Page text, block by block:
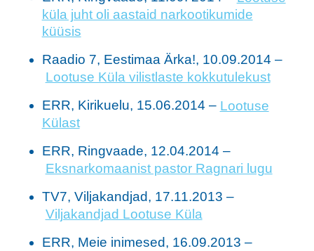
küla juht oli aastaid narkootikumide
küüsis
Raadio 7, Eestimaa Ärka!, 10.09.2014 –
Lootuse Küla vilistlaste kokkutulekust
ERR, Kirikuelu, 15.06.2014 – Lootuse
Külast
ERR, Ringvaade, 12.04.2014 –
Eksnarkomaanist pastor Ragnari lugu
TV7, Viljakandjad, 17.11.2013 –
Viljakandjad Lootuse Küla
ERR, Meie inimesed, 16.09.2013 –